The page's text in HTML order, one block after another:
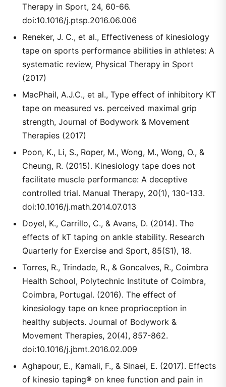
Therapy in Sport, 24, 60-66.
doi:10.1016/j.ptsp.2016.06.006
Reneker, J. C., et al., Effectiveness of kinesiology
tape on sports performance abilities in athletes: A
systematic review, Physical Therapy in Sport
(2017)
MacPhail, A.J.C., et al., Type effect of inhibitory KT
tape on measured vs. perceived maximal grip
strength, Journal of Bodywork & Movement
Therapies (2017)
Poon, K., Li, S., Roper, M., Wong, M., Wong, O., &
Cheung, R. (2015). Kinesiology tape does not
facilitate muscle performance: A deceptive
controlled trial. Manual Therapy, 20(1), 130-133.
doi:10.1016/j.math.2014.07.013
Doyel, K., Carrillo, C., & Avans, D. (2014). The
effects of kT taping on ankle stability. Research
Quarterly for Exercise and Sport, 85(S1), 18.
Torres, R., Trindade, R., & Goncalves, R., Coimbra
Health School, Polytechnic Institute of Coimbra,
Coimbra, Portugal. (2016). The effect of
kinesiology tape on knee proprioception in
healthy subjects. Journal of Bodywork &
Movement Therapies, 20(4), 857-862.
doi:10.1016/j.jbmt.2016.02.009
Aghapour, E., Kamali, F., & Sinaei, E. (2017). Effects
of kinesio taping® on knee function and pain in